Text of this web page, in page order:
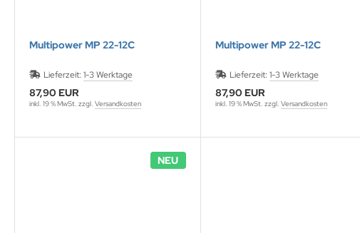
Multipower MP 22-12C
Lieferzeit: 1-3 Werktage
87,90 EUR
inkl. 19 % MwSt. zzgl. Versandkosten
Multipower MP 22-12C
Lieferzeit: 1-3 Werktage
87,90 EUR
inkl. 19 % MwSt. zzgl. Versandkosten
NEU